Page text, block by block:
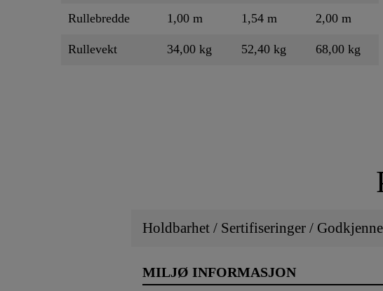
Rullebredde 1,00 m 1,54 m 2,00 m
Rullevekt 34,00 kg 52,40 kg 68,00 kg
Holdbarhet / Sertifiseringer /
MILJØ INFORMASJON